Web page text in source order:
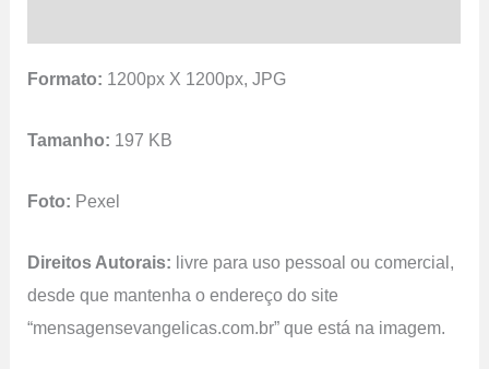
Formato: 1200px X 1200px, JPG
Tamanho: 197 KB
Foto: Pexel
Direitos Autorais: livre para uso pessoal ou comercial,
desde que mantenha o endereço do site
“mensagensevangelicas.com.br” que está na imagem.